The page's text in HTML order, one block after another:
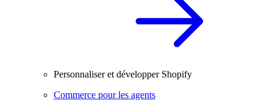
Personnaliser et développer Shopify
Commerce pour les agents